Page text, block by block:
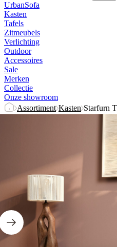
UrbanSofa
Kasten
Tafels
Zitmeubels
Verlichting
Outdoor
Accessoires
Sale
Merken
Collectie
Onze showroom
Assortiment Kasten Starfurn